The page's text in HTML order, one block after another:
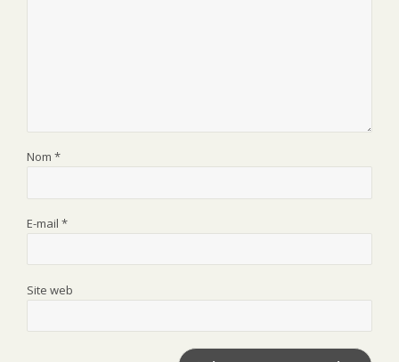
Nom *
E-mail *
Site web